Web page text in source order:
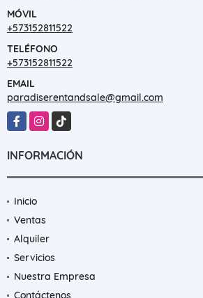
MÓVIL
+573152811522
TELÉFONO
+573152811522
EMAIL
paradiserentandsale@gmail.com
FacebookInstagram
TikTok
INFORMACIÓN
Inicio
Ventas
Alquiler
Servicios
Nuestra Empresa
Contáctenos